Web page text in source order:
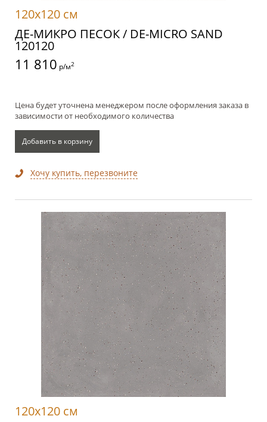
120x120 см
ДЕ-МИКРО ПЕСОК / DE-MICRO SAND
120120
11 810 р/м2
Цена будет уточнена менеджером после оформления заказа в
зависимости от необходимого количества
Добавить в корзину
Хочу купить, перезвоните
120x120 см